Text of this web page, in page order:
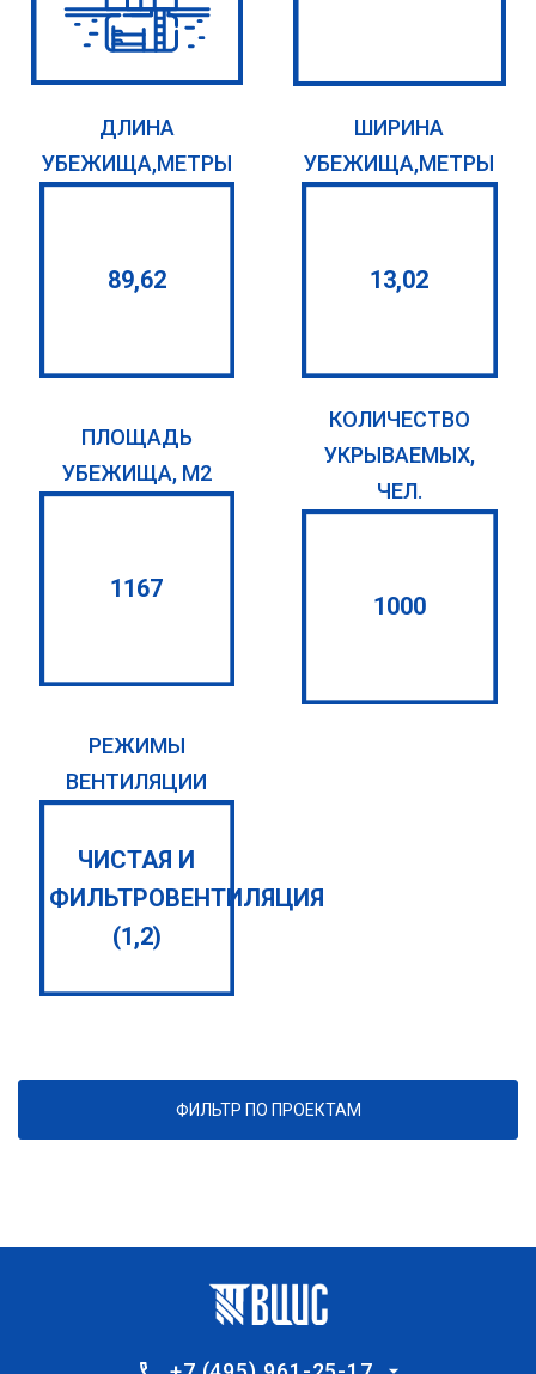
ДЛИНА
УБЕЖИЩА,МЕТРЫ
89,62
ШИРИНА
УБЕЖИЩА,МЕТРЫ
13,02
ПЛОЩАДЬ
УБЕЖИЩА, М2
1167
КОЛИЧЕСТВО
УКРЫВАЕМЫХ,
ЧЕЛ.
1000
РЕЖИМЫ
ВЕНТИЛЯЦИИ
ЧИСТАЯ И
ФИЛЬТРОВЕНТИЛЯЦИЯ
(1,2)
ФИЛЬТР ПО ПРОЕКТАМ